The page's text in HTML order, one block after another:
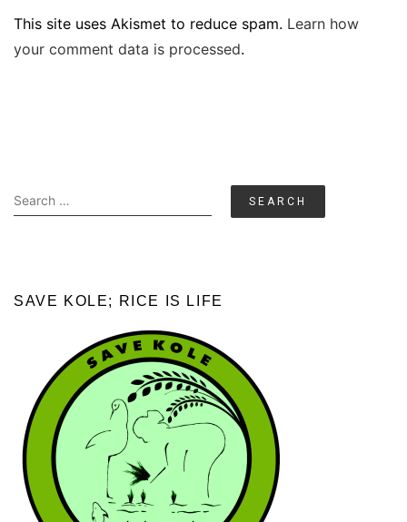
This site uses Akismet to reduce spam. Learn how
your comment data is processed.
Search
for:
SAVE KOLE; RICE IS LIFE